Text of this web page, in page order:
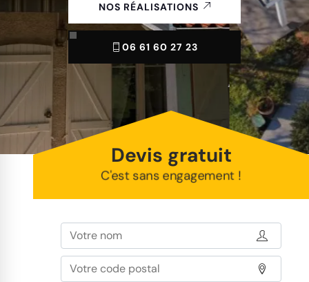
NOS RÉALISATIONS
06 61 60 27 23
Devis gratuit
C'est sans engagement !